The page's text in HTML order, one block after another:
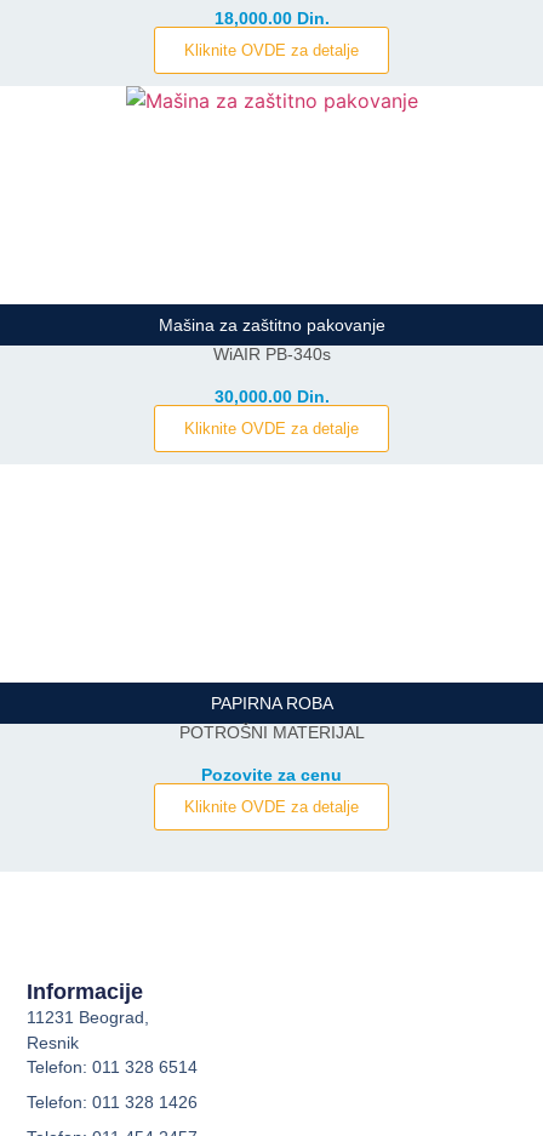
18,000.00 Din.
Kliknite OVDE za detalje
Mašina za zaštitno pakovanje
WiAIR PB-340s
30,000.00 Din.
Kliknite OVDE za detalje
PAPIRNA ROBA
POTROŠNI MATERIJAL
Pozovite za cenu
Kliknite OVDE za detalje
Informacije
11231 Beograd,
Resnik
Telefon: 011 328 6514
Telefon: 011 328 1426